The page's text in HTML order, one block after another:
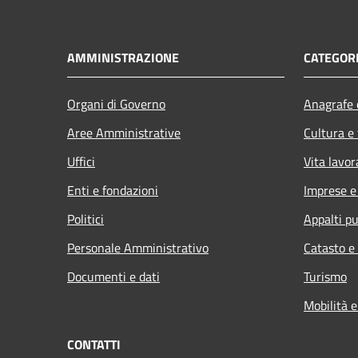
AMMINISTRAZIONE
Organi di Governo
Aree Amministrative
Uffici
Enti e fondazioni
Politici
Personale Amministrativo
Documenti e dati
Cultura
Vita
Imprese
Appalti
Catasto
Turismo
Mobilità
CONTATTI